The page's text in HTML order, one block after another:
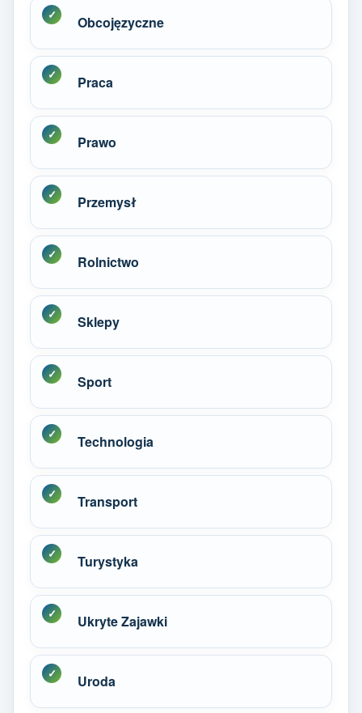
Obcojęzyczne
Praca
Prawo
Przemysł
Rolnictwo
Sklepy
Sport
Technologia
Transport
Turystyka
Ukryte Zajawki
Uroda